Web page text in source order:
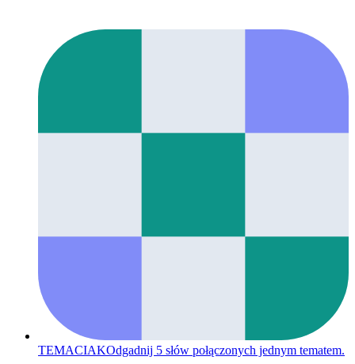
TEMACIAKOdgadnij 5 słów połączonych jednym tematem.